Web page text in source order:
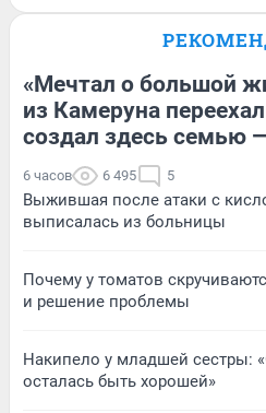
«Мечтал о большой
из Камеруна
создал здесь семью
6 часов 6 495 5
Выжившая после атаки с
выписалась из больницы
Почему у томатов
и решение проблемы
Накипело у младшей сестры:
осталась быть хорошей»